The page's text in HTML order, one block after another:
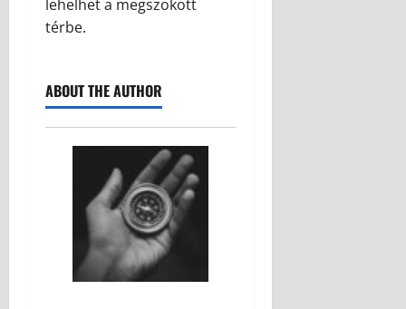
lehelhet a megszokott
térbe.
ABOUT THE AUTHOR